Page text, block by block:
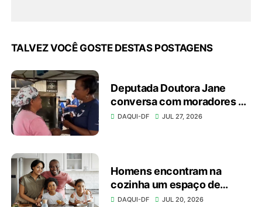
TALVEZ VOCÊ GOSTE DESTAS POSTAGENS
Deputada Doutora Jane
conversa com moradores e
apresenta investimentos
DAQUI-DF JUL 27, 2026
Homens encontram na
cozinha um espaço de
autonomia, bem-estar e
DAQUI-DF JUL 20, 2026